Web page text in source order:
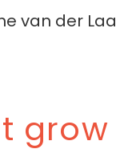
van der
grow